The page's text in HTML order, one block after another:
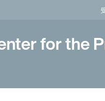
for the